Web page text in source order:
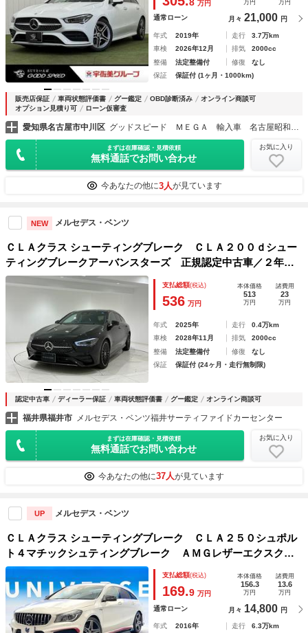
ラ／ヘッドアップディスプレイ／ドライブレコーダー／
万円 万円 万円
通常ローン 月々 21,000 円
年式 2019年 走行
3.7万km
車検
2026年12月 排気
2000cc
整備
法定整備付 修復
なし
保証
保証付 (1ヶ月・1000km)
販売店保証 車両状態評価書 グー鑑定 OBD診断済み
オンライン商談可
オプション見積り可
ローン仮審査
愛知県名古屋市中川区 グッドスピード ＭＥＧＡ 輸入車 名古屋昭和橋店
まずは在庫確認・見積依頼
無料通話でお問い合わせ
お気に入り
今あなたの他に3人が見ています
NEW メルセデス・ベンツ
ＣＬＡクラス シューティングブレーク ＣＬＡ２００ｄシュー
ティングブレークアーバンスターズ 正規認定中古車／２年保
証／ＡＭＧレザーエクスクルシブパッケージ／１９インチＡＭ
Ｇアルミホイール／コンフォート・シート・パッケージ／メモ
リー付パワーシート
支払総額(税込)
536 万円
本体価格
513
万円
諸費用
23
万円
年式 2025年 走行
0.4万km
車検
2028年11月 排気
2000cc
整備
法定整備付 修復
なし
保証
保証付 (24ヶ月・走行無制限)
認定中古車 ディーラー保証 車両状態評価書 グー鑑定 オンライン商談可
福井県福井市 メルセデス・ベンツ福井サーティファイドカーセンター
まずは在庫確認・見積依頼
無料通話でお問い合わせ
お気に入り
今あなたの他に37人が見ています
UP メルセデス・ベンツ
ＣＬＡクラス シューティングブレーク ＣＬＡ２５０シュポル
ト４マチックシュティングブレーク ＡＭＧレザーエクスクル
ーシブパッケージ レーダーセーフティパッケージ 黒革シー
ト シートヒーター ｈａｒｍａｎ／ｋａｒｄｏｎ パナメリ
カーナグリル ディストロニックプラス アンビントライト
純正ナビ
支払総額(税込)
169.9 万円
本体価格
156.3
万円
諸費用
13.6
万円
通常ローン 月々 14,800 円
年式 2016年 走行
6.3万km